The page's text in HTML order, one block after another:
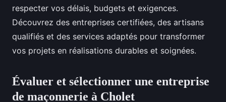
respecter vos délais, budgets et exigences.
Découvrez des entreprises certifiées, des artisans
qualifiés et des services adaptés pour transformer
vos projets en réalisations durables et soignées.
Évaluer et sélectionner une entreprise
de maçonnerie à Cholet